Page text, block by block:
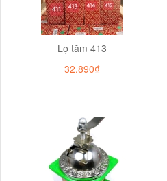
Lọ tăm 413
32.890₫